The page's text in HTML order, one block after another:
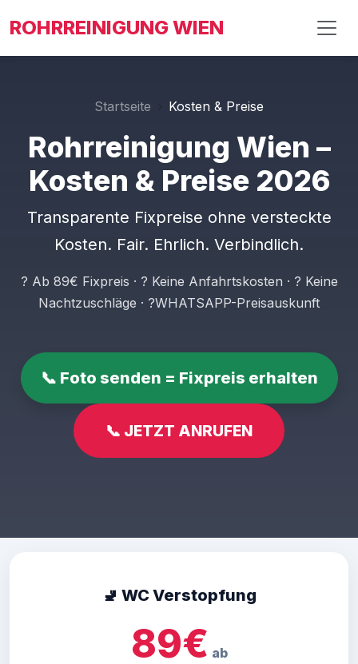
ROHRREINIGUNG WIEN
Startseite Kosten & Preise
Rohrreinigung Wien –
Kosten & Preise 2026
Transparente Fixpreise ohne versteckte
Kosten. Fair. Ehrlich. Verbindlich.
? Ab 89€ Fixpreis · ? Keine Anfahrtskosten · ? Keine
Nachtzuschläge · ?WHATSAPP-Preisauskunft
📞 Foto senden = Fixpreis erhalten
📞 JETZT ANRUFEN
🚽 WC Verstopfung
89€ ab